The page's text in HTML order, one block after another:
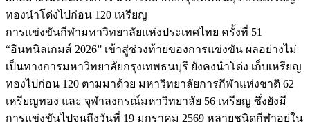
ทองนำโด่งไปก่อน 120 เหรียญ
การแข่งขันกีฬามหาวิทยาลัยแห่งประเทศไทย ครั้งที่ 51
“อินทนิลเกมส์ 2026” เข้าสู่ช่วงท้ายของการแข่งขัน ผลอย่างไม่
เป็นทางการมหาวิทยาลัยกรุงเทพธนบุรี ยังคงนำโด่ง เก็บเหรียญ
ทองไปก่อน 120 ตามมาด้วย มหาวิทยาลัยการกีฬาแห่งชาติ 62
เหรียญทอง และ จุฬาลงกรณ์มหาวิทยาลัย 56 เหรียญ ซึ่งยังมี
การแข่งขันไปจนถึงวันที่ 19 มกราคม 2569 หลายชนิดกีฬาอยู่ใน